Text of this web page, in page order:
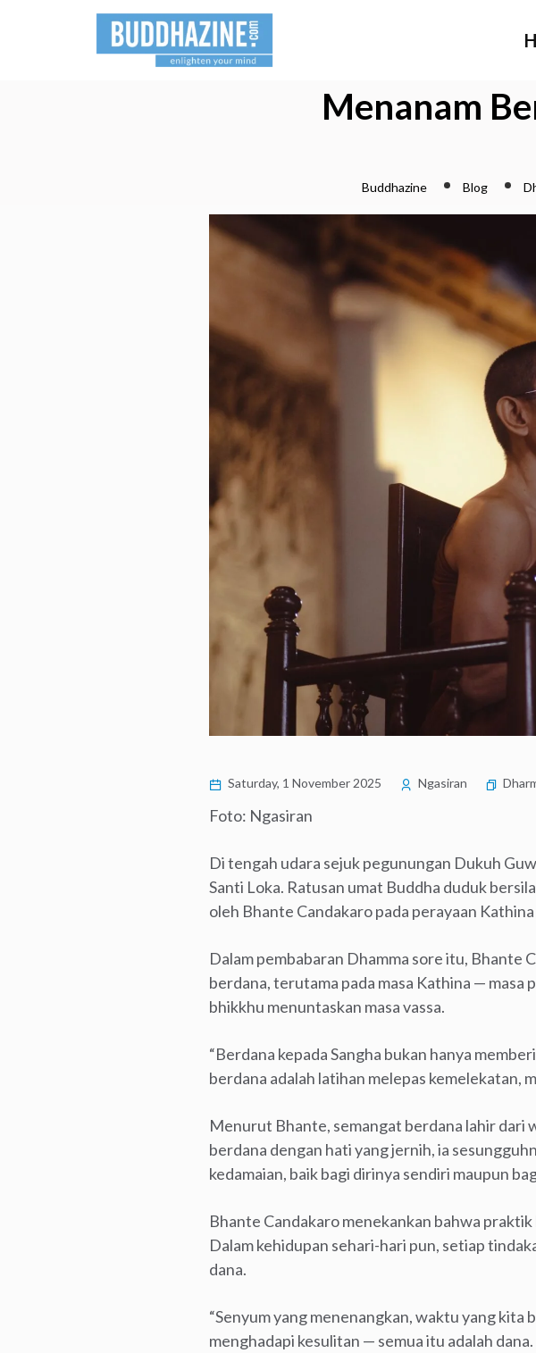
Menanam
Buddhazine Blog
Saturday, 1 November 2025 Ngasiran
Foto: Ngasiran
Di tengah udara sejuk pegunungan Dukuh
Santi Loka. Ratusan umat Buddha duduk
oleh Bhante Candakaro pada perayaan
Dalam pembabaran Dhamma sore itu, Bhante
berdana, terutama pada masa Kathina — masa
bhikkhu menuntaskan masa vassa.
“Berdana kepada Sangha bukan hanya
berdana adalah latihan melepas kemelekatan,
Menurut Bhante, semangat berdana lahir dari
berdana dengan hati yang jernih, ia
kedamaian, baik bagi dirinya sendiri maupun
Bhante Candakaro menekankan bahwa
Dalam kehidupan sehari-hari pun, setiap
dana.
“Senyum yang menenangkan, waktu yang
menghadapi kesulitan — semua itu adalah